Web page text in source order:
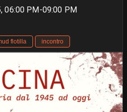
06:00 PM-09:00 PM
flotilla incontro